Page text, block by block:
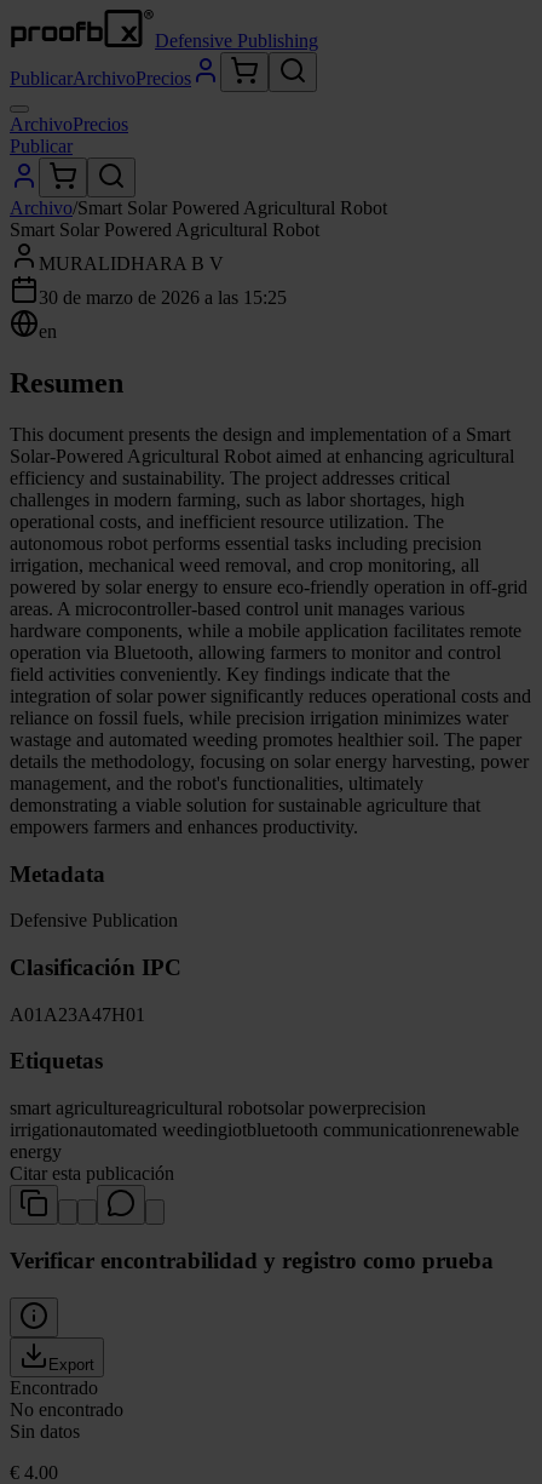
Defensive Publishing
PublicarArchivoPrecios
ArchivoPrecios
Publicar
Archivo/Smart Solar Powered Agricultural Robot
Smart Solar Powered Agricultural Robot
MURALIDHARA B V
30 de marzo de 2026 a las 15:25
en
Resumen
This document presents the design and implementation of a Smart
Solar-Powered Agricultural Robot aimed at enhancing agricultural
efficiency and sustainability. The project addresses critical
challenges in modern farming, such as labor shortages, high
operational costs, and inefficient resource utilization. The
autonomous robot performs essential tasks including precision
irrigation, mechanical weed removal, and crop monitoring, all
powered by solar energy to ensure eco-friendly operation in off-grid
areas. A microcontroller-based control unit manages various
hardware components, while a mobile application facilitates remote
operation via Bluetooth, allowing farmers to monitor and control
field activities conveniently. Key findings indicate that the
integration of solar power significantly reduces operational costs and
reliance on fossil fuels, while precision irrigation minimizes water
wastage and automated weeding promotes healthier soil. The paper
details the methodology, focusing on solar energy harvesting, power
management, and the robot's functionalities, ultimately
demonstrating a viable solution for sustainable agriculture that
empowers farmers and enhances productivity.
Metadata
Defensive Publication
Clasificación IPC
A01 A23A47H01
Etiquetas
smart agricultureagricultural robotsolar powerprecision
irrigationautomated weedingiotbluetooth communicationrenewable
energy
Citar esta publicación
Verificar encontrabilidad y registro como prueba
Export
Encontrado
No encontrado
Sin datos
€ 4.00